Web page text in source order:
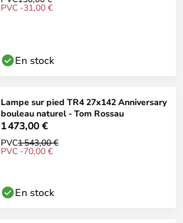
PVC -31,00 €
En stock
Lampe sur pied TR4 27x142 Anniversary
bouleau naturel - Tom Rossau
1 473,00 €
PVC1 543,00 €
PVC -70,00 €
En stock